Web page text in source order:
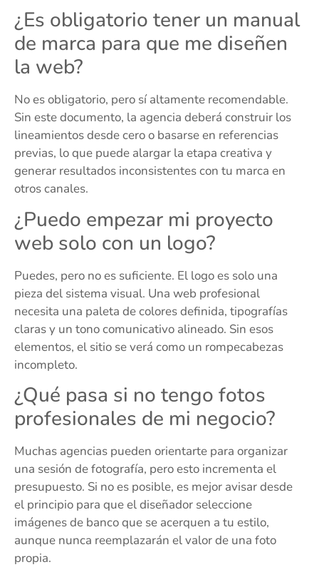
¿Es obligatorio tener un manual
de marca para que me diseñen
la web?
No es obligatorio, pero sí altamente recomendable.
Sin este documento, la agencia deberá construir los
lineamientos desde cero o basarse en referencias
previas, lo que puede alargar la etapa creativa y
generar resultados inconsistentes con tu marca en
otros canales.
¿Puedo empezar mi proyecto
web solo con un logo?
Puedes, pero no es suficiente. El logo es solo una
pieza del sistema visual. Una web profesional
necesita una paleta de colores definida, tipografías
claras y un tono comunicativo alineado. Sin esos
elementos, el sitio se verá como un rompecabezas
incompleto.
¿Qué pasa si no tengo fotos
profesionales de mi negocio?
Muchas agencias pueden orientarte para organizar
una sesión de fotografía, pero esto incrementa el
presupuesto. Si no es posible, es mejor avisar desde
el principio para que el diseñador seleccione
imágenes de banco que se acerquen a tu estilo,
aunque nunca reemplazarán el valor de una foto
propia.